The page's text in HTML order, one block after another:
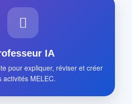
IA
pour expliquer, réviser et créer
activités MELEC.